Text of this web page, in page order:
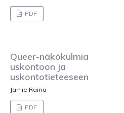
PDF
Queer-näkökulmia
uskontoon ja
uskontotieteeseen
Jamie Rämä
PDF